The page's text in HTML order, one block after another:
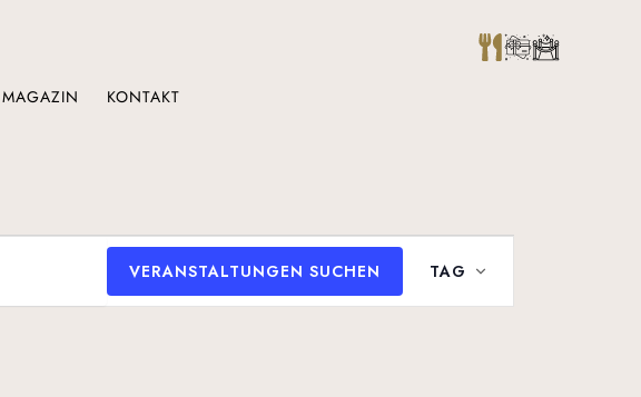
MAGAZIN KONTAKT
VERANSTALTUNGEN SUCHEN
Ansichten-
Navigation
TAG